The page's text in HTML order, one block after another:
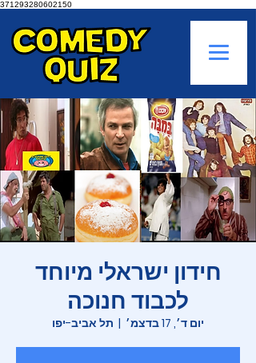
371293280602150
חידון ישראלי מיוחד
לכבוד חנוכה
יום ד׳, 17 בדצמ׳
  |
תל אביב-יפו